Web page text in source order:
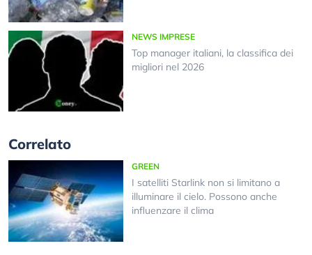
NEWS IMPRESE
Top manager italiani, la classifica dei
migliori nel 2026
Correlato
GREEN
I satelliti Starlink non si limitano a
illuminare il cielo. Possono anche
influenzare il clima